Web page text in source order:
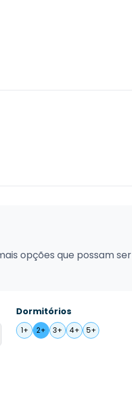
opções que possam ser
Dormitórios
1+ 2+ 3+ 4+ 5+